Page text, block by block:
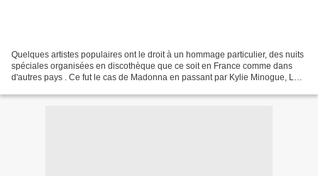
Quelques artistes populaires ont le droit à un hommage particulier, des nuits
spéciales organisées en discothèque que ce soit en France comme dans
d'autres pays . Ce fut le cas de Madonna en passant par Kylie Minogue, Les